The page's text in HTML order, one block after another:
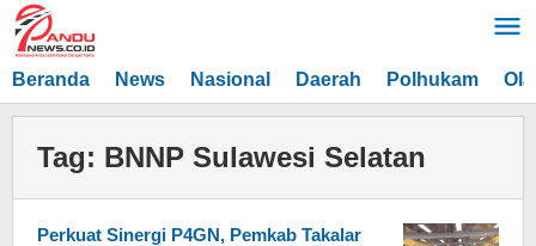
Lewati
ke
konten
Beranda News Nasional Daerah Polhukam
Tag: BNNP Sulawesi Selatan
Perkuat Sinergi P4GN, Pemkab Takalar